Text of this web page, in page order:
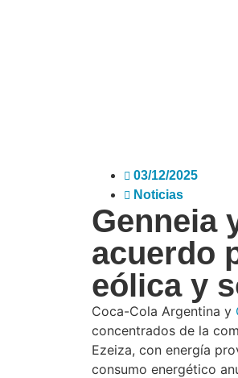
03/12/2025
Noticias
Genneia
acuerdo
eólica y
Coca-Cola Argentina y
concentrados de la
Ezeiza, con energía
consumo energético